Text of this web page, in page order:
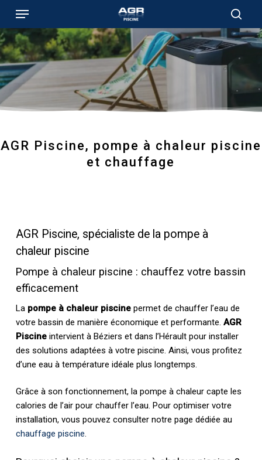
main
content
Menu
AGR Piscine, pompe à chaleur piscine
et chauffage
AGR Piscine, spécialiste de la pompe à
chaleur piscine
Pompe à chaleur piscine : chauffez votre bassin
efficacement
La pompe à chaleur piscine permet de chauffer l’eau de
votre bassin de manière économique et performante.AGR
Piscine intervient à Béziers et dans l’Hérault pour installer
des solutions adaptées à votre piscine. Ainsi, vous profitez
d’une eau à température idéale plus longtemps.
Grâce à son fonctionnement, la pompe à chaleur capte les
calories de l’air pour chauffer l’eau. Pour optimiser votre
installation, vous pouvez consulter notre page dédiée au
chauffage piscine.